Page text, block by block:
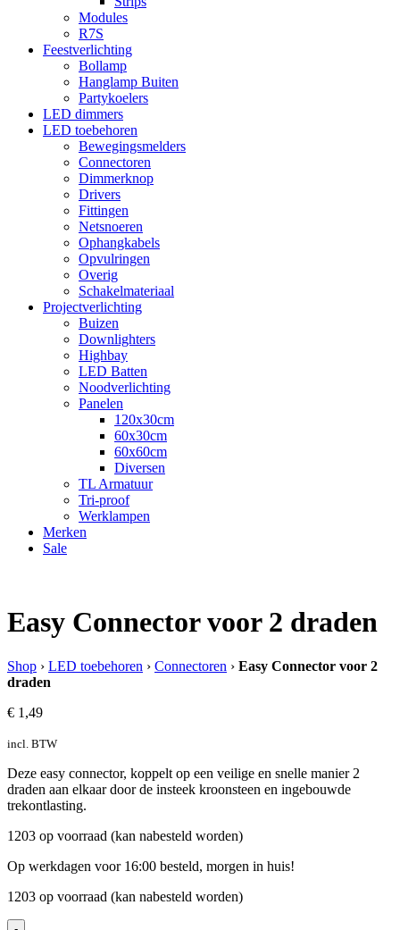
Modules
R7S
Feestverlichting
Bollamp
Hanglamp Buiten
Partykoelers
LED dimmers
LED toebehoren
Bewegingsmelders
Connectoren
Dimmerknop
Drivers
Fittingen
Netsnoeren
Ophangkabels
Opvulringen
Overig
Schakelmateriaal
Projectverlichting
Buizen
Downlighters
Highbay
LED Batten
Noodverlichting
Panelen
120x30cm
60x30cm
60x60cm
Diversen
TL Armatuur
Tri-proof
Werklampen
Merken
Sale
Easy Connector voor 2 draden
Shop › LED toebehoren › Connectoren › Easy Connector voor 2
draden
€ 1,49
incl. BTW
Deze easy connector, koppelt op een veilige en snelle manier 2
draden aan elkaar door de insteek kroonsteen en ingebouwde
trekontlasting.
1203 op voorraad (kan nabesteld worden)
Op werkdagen voor 16:00 besteld, morgen in huis!
1203 op voorraad (kan nabesteld worden)